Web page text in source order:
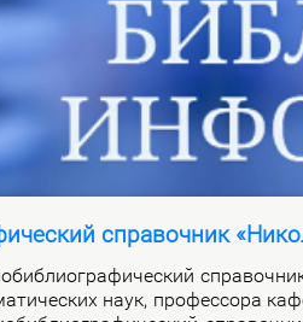
справочник
на­ук, про­фес­со­ра